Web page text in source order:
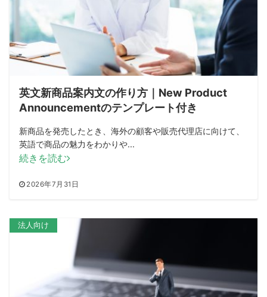
英文新商品案内文の作り方｜New Product
Announcementのテンプレート付き
新商品を発売したとき、海外の顧客や販売代理店に向けて、
英語で商品の魅力をわかりや...
2026年7月31日
続きを読む
法人向け